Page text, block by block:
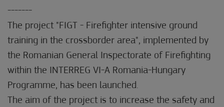
-------
The project "FIGT - Firefighter intensive ground
training in the crossborder area", implemented by
the Romanian General Inspectorate of Firefighting
within the INTERREG VI-A Romania-Hungary
Programme, has been launched.
The aim of the project is to increase the safety and